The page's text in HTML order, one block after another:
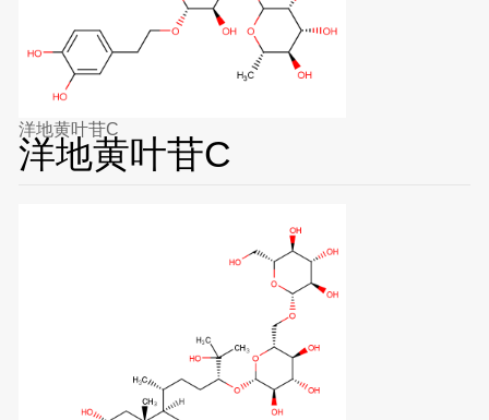
洋地黄叶苷C
洋地黄叶苷C